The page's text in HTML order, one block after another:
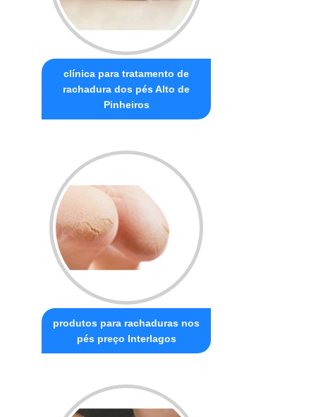
clínica para tratamento de
rachadura dos pés Alto de
Pinheiros
produtos para rachaduras nos
pés preço Interlagos